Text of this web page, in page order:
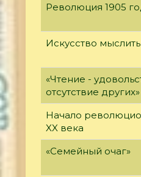
Революция 1905
Искусство
«Чтение -
отсутствие других»
Начало
XX века
«Семейный очаг»